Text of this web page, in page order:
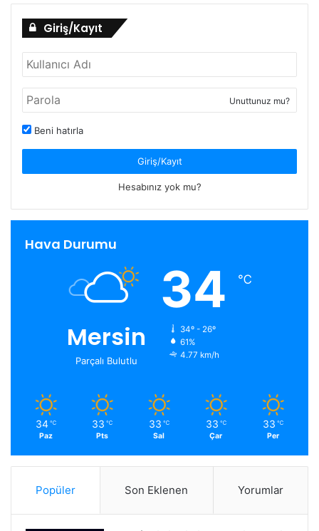
Giriş/Kayıt
Unuttunuz mu?
Beni hatırla
Giriş/Kayıt
Hesabınız yok mu?
Hava Durumu
Mersin
Parçalı Bulutlu
34 ℃
34º - 26º
61%
4.77 km/h
34 ℃
Paz
33 ℃
Pts
33 ℃
Sal
33 ℃
Çar
33 ℃
Per
Popüler Son Eklenen Yorumlar